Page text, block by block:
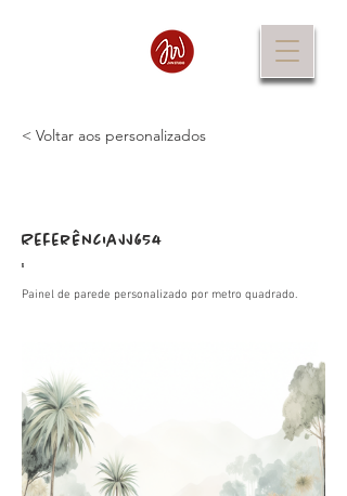
< Voltar aos personalizados
Referência
:
JJ654
Painel de parede personalizado por metro quadrado.